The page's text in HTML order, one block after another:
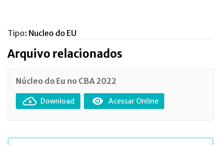
Tipo: Nucleo do EU
Arquivo relacionados
Núcleo do Eu no CBA 2022
Download Acessar Online